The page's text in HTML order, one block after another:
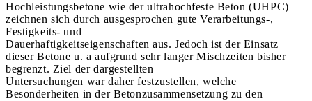
Hochleistungsbetone wie der ultrahochfeste Beton (UHPC)
zeichnen sich durch ausgesprochen gute Verarbeitungs-,
Festigkeits- und
Dauerhaftigkeitseigenschaften aus. Jedoch ist der Einsatz
dieser Betone u. a aufgrund sehr langer Mischzeiten bisher
begrenzt. Ziel der dargestellten
Untersuchungen war daher festzustellen, welche
Besonderheiten in der Betonzusammensetzung zu den